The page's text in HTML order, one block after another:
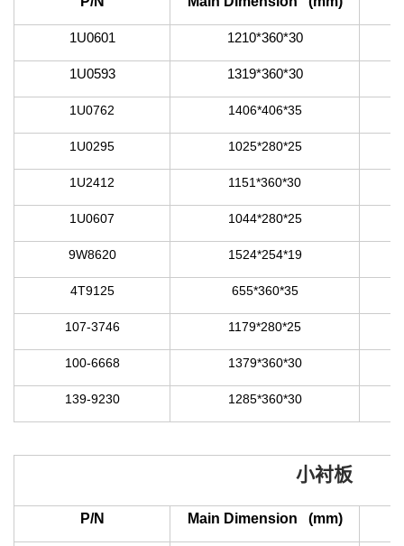
1U0601 1210*360*30
1U0593 1319*360*30
1U0762 1406*406*35
1U0295 1025*280*25
1U2412 1151*360*30
1U0607 1044*280*25
9W8620 1524*254*19
4T9125 655*360*35
107-3746 1179*280*25
100-6668 1379*360*30
139-9230 1285*360*30
小衬板
P/N Main Dimension (mm)